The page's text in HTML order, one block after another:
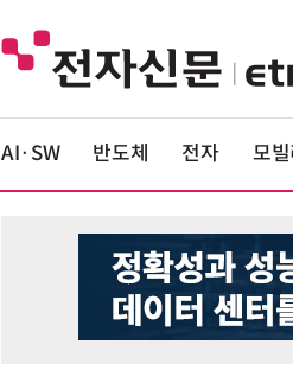
AI·SW 반도체 전자 모빌